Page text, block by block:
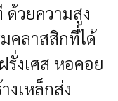
ด้วยความสูง
คลาสสิกที่ได้
งเศส หอคอย
งเหล็กส่ง